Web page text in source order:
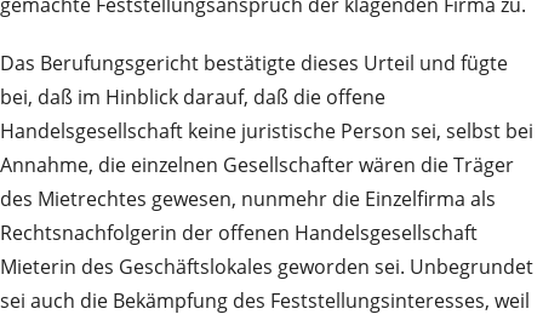
Das Berufungsgericht bestätigte dieses Urteil und fügte
bei, daß im Hinblick darauf, daß die offene
Handelsgesellschaft keine juristische Person sei, selbst bei
Annahme, die einzelnen Gesellschafter wären die Träger
des Mietrechtes gewesen, nunmehr die Einzelfirma als
Rechtsnachfolgerin der offenen Handelsgesellschaft
Mieterin des Geschäftslokales geworden sei. Unbegrundet
sei auch die Bekämpfung des Feststellungsinteresses, weil